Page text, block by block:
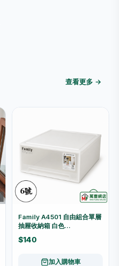
查看更多 →
Family A4501 自由組合單層
抽屜收納箱 白色
45x45x21cm
$140
加入購物車